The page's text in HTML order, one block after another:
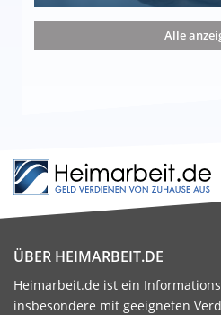
die 15 besten Möglichkeiten
Alle
ÜBER HEIMARBEIT.DE
Heimarbeit.de ist ein
insbesondere mit geeigneten